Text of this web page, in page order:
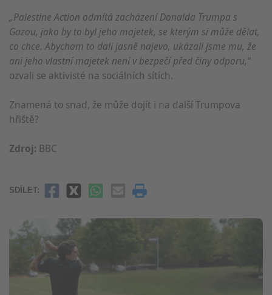
„Palestine Action odmítá zacházení Donalda Trumpa s
Gazou, jako by to byl jeho majetek, se kterým si může dělat,
co chce. Abychom to dali jasně najevo, ukázali jsme mu, že
ani jeho vlastní majetek není v bezpečí před činy odporu,“
ozvali se aktivisté na sociálních sítích.
Znamená to snad, že může dojít i na další Trumpova
hřiště?
Zdroj: BBC
SDÍLET: